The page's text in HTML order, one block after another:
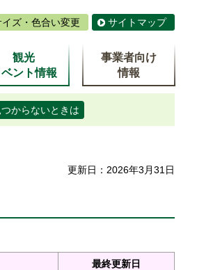
ズ・色合い変更 サイトマップ
観光
ント情報
事業者向け
情報
からないときは
更新日：2026年3月31日
最終更新日